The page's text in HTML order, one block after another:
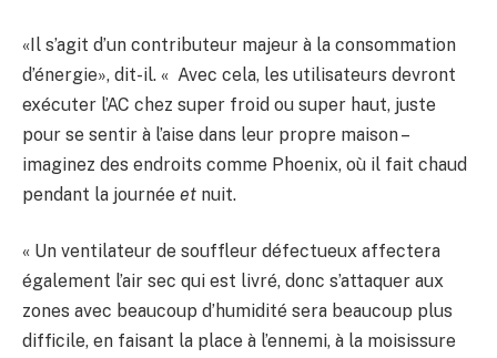
«Il s’agit d’un contributeur majeur à la consommation
d’énergie», dit-il. « Avec cela, les utilisateurs devront
exécuter l’AC chez super froid ou super haut, juste
pour se sentir à l’aise dans leur propre maison –
imaginez des endroits comme Phoenix, où il fait chaud
pendant la journée et nuit.
« Un ventilateur de souffleur défectueux affectera
également l’air sec qui est livré, donc s’attaquer aux
zones avec beaucoup d’humidité sera beaucoup plus
difficile, en faisant la place à l’ennemi, à la moisissure